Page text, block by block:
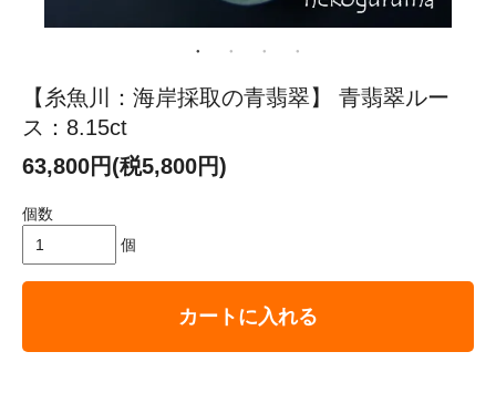
【糸魚川：海岸採取の青翡翠】 青翡翠ルー
ス：8.15ct
63,800円(税5,800円)
個数
個
カートに入れる